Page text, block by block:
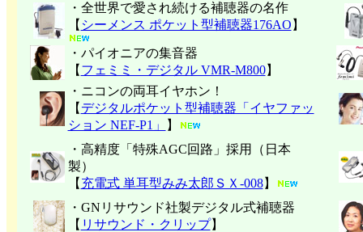
・全世界で愛され続ける補聴器の名作
【 シーメンス ポケット型補聴器176AO 】
・パイオニアの集音器
【 フェミミ・デジタル VMR-M800】
・ニコンの両耳イヤホン！
【 デジタルポケット型補聴器「イヤファッ
ション NEF-P1」
】
・高精度「特殊AGC回路」採用（日本
製）
【 充電式 単耳型みみ太郎ＳＸ-008】
・GNリサウンド社製デジタル式補聴器
【 リサウンド・クリップ】